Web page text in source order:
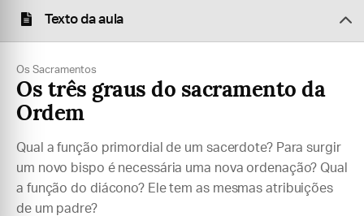
Texto da aula
Os Sacramentos
Os três graus do sacramento da
Ordem
Qual a função primordial de um sacerdote? Para surgir
um novo bispo é necessária uma nova ordenação? Qual
a função do diácono? Ele tem as mesmas atribuições
de um padre?